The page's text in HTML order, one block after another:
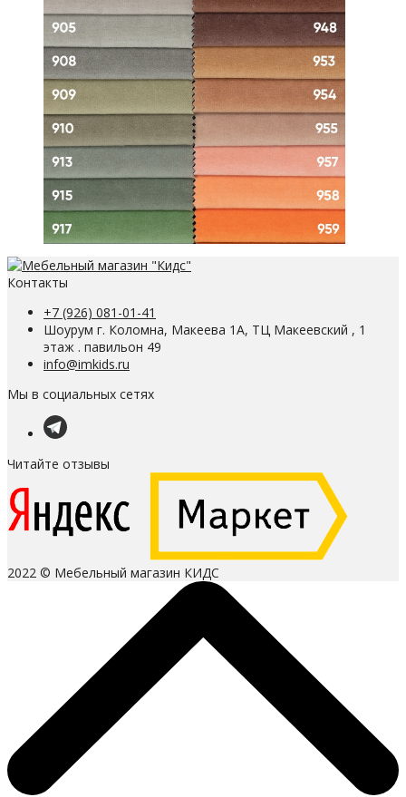
Контакты
+7 (926) 081-01-41
Шоурум г. Коломна, Макеева 1А, ТЦ Макеевский , 1
этаж . павильон 49
info@imkids.ru
Мы в социальных сетях
Читайте отзывы
2022 © Мебельный магазин КИДС